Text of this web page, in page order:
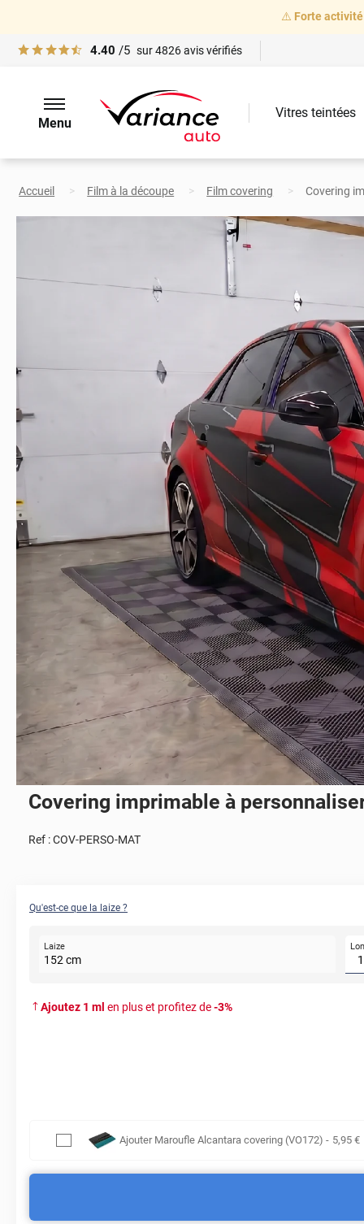
⚠️ Forte activité
4.40 /5 sur4826avis vérifiés
Menu
Vitres teintées
Accueil Film à la découpe Film covering Covering
Covering imprimable à
Ref :COV-PERSO-MAT
Qu'est-ce que la laize ?
Laize
152cm
Ajoutez 1 ml en plus et profitez de-3%
Ajouter Maroufle Alcantara covering (VO172) - 5,95 €